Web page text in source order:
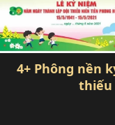
4+ Phông nền
thiếu